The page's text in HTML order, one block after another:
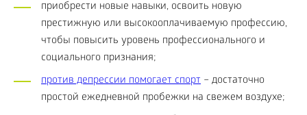
приобрести новые навыки, освоить новую
престижную или высокооплачиваемую профессию,
чтобы повысить уровень профессионального и
социального признания;
против депрессии помогает спорт – достаточно
простой ежедневной пробежки на свежем воздухе;